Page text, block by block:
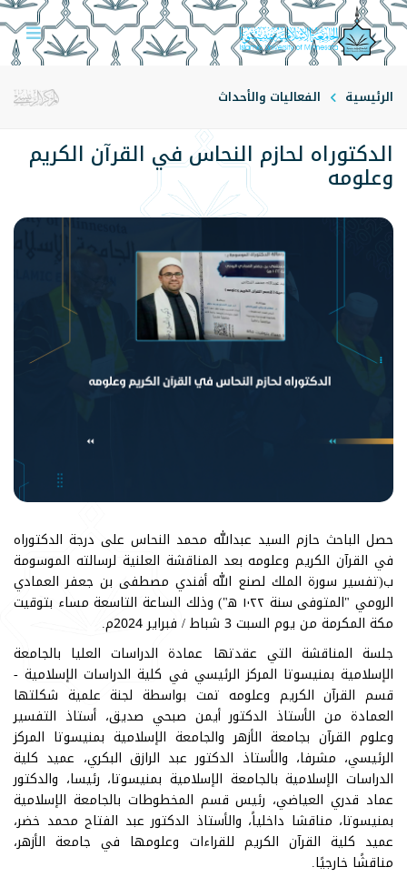
الرئيسية الفعاليات والأحداث
الدكتوراه لحازم النحاس في القرآن الكريم
وعلومه
حصل الباحث حازم السيد عبدالله محمد النحاس على درجة الدكتوراه
في القرآن الكريم وعلومه بعد المناقشة العلنية لرسالته الموسومة
ب(تفسير سورة الملك لصنع الله أفندي مصطفى بن جعفر العمادي
الرومي "المتوفى سنة ١٠٢٢ ه‍") وذلك الساعة التاسعة مساء بتوقيت
مكة المكرمة من يوم السبت 3 شباط / فبراير 2024م.
جلسة المناقشة التي عقدتها عمادة الدراسات العليا بالجامعة
الإسلامية بمنيسوتا المركز الرئيسي في كلية الدراسات الإسلامية -
قسم القرآن الكريم وعلومه تمت بواسطة لجنة علمية شكلتها
العمادة من الأستاذ الدكتور أيمن صبحي صديق، أستاذ التفسير
وعلوم القرآن بجامعة الأزهر والجامعة الإسلامية بمنيسوتا المركز
الرئيسي، مشرفا، والأستاذ الدكتور عبد الرازق البكري، عميد كلية
الدراسات الإسلامية بالجامعة الإسلامية بمنيسوتا، رئيسا، والدكتور
عماد قدري العياضي، رئيس قسم المخطوطات بالجامعة الإسلامية
بمنيسوتا، مناقشا داخلياً، والأستاذ الدكتور عبد الفتاح محمد خضر،
عميد كلية القرآن الكريم للقراءات وعلومها في جامعة الأزهر،
مناقشًا خارجيًا.